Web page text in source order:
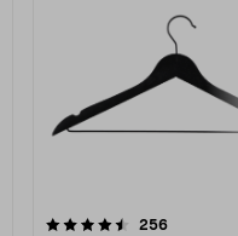
256
4.5av 5 stjerner